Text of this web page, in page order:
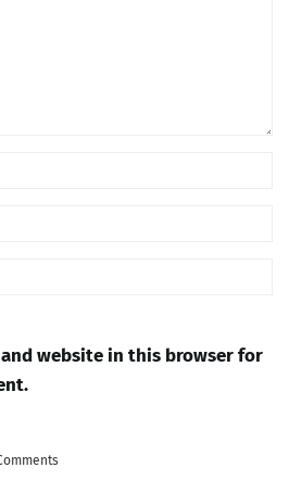
and website in this browser for